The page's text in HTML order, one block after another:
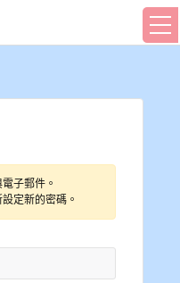
子郵件。
定新的密碼。